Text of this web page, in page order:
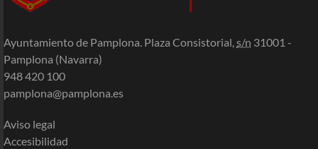
Ayuntamiento de Pamplona. Plaza Consistorial,s/n 31001 -
Pamplona (Navarra)
948 420 100
pamplona@pamplona.es
Aviso legal
Accesibilidad